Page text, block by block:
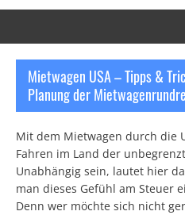
Mietwagen USA – Tipps &
Planung der
Mit dem Mietwagen durch die
Fahren im Land der
Unabhängig sein, lautet hier
man dieses Gefühl am Steuer
Denn wer möchte sich nicht